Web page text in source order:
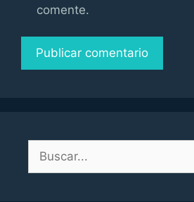
comente.
Buscar: